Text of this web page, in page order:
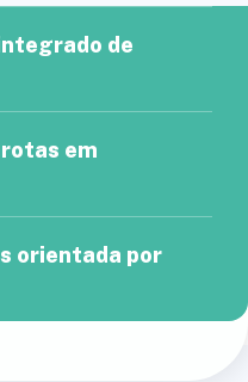
de
em
orientada por